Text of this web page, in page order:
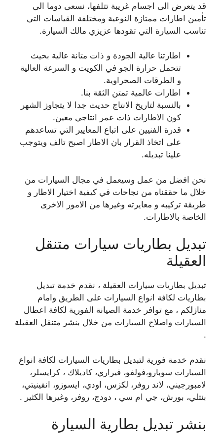
قد يتعرض الى اجسام غريبة تتلفها، نسعى دوما الى
تأمين اطارات ممتازة النوعية ومختلفة القياسات التي
تناسب السيارة التي تقودها عزيزي مالك السيارة.
اطارتنا عالية الجودة و ذات متانة عالية بحيث
تتحمل حرارة الجو في الكويت و السرعة العالية
و الطرقات الصحراوية.
اطارات عالمية تمتن الثقة بنا.
بالنسبة لتاريخ الانتاج حديث جدا لا يتجاوز الشهر
كون الاطارات ذات عمر انتاجي معين.
قدرة الفنيين على اتباع المعايير التي تساعدهم
على اتخاذ القرار بان الاطار اصبح تالف ويتوجب
علينا تبديله.
نحن افضل من عمل وسيعمل في مجال السيارات من
خلال ما حققناه من نجاحات في كيفية اختيار الاطار و
طريقة تركيبه و معايرته وغيرها من الامور الاخرى
الخاصة بالاطارات.
تبديل بطاريات سيارات متنقل
العقيلة
تبديل بطاريات سيارات العقيلة ، نقدم خدمة تبديل
بطاريات لكافة انواع السيارات على الطريق وامام
منازلكم ، مع توافر خدمة الصيانة الفورية لكافة اعطال
السيارات واصلاح السيارات من خلال بنشر متنقل العقيلة
.
نقدم خدمة فورية لتبديل بطاريات السيارات لكافة انواع
السيارات سوبارو،فولفو، فيراري، كاديلاك ، كرايسلر،
لامبورجيني، لاند روفر، لكزس، اودي، ايسوزو، انفينيتي،
بنتلي، بورش، جي ام سي ، دودج، روفر، وغيرها الكثير .
بنشر تبديل بطارية السيارة